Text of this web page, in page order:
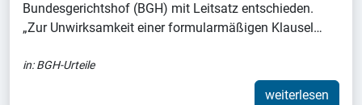
Bundesgerichtshof (BGH) mit Leitsatz entschieden.
„Zur Unwirksamkeit einer formularmäßigen Klausel…
in:BGH-Urteile
weiterlesen